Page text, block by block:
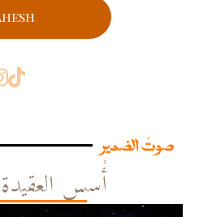
صوتُ الضمير
أُسس